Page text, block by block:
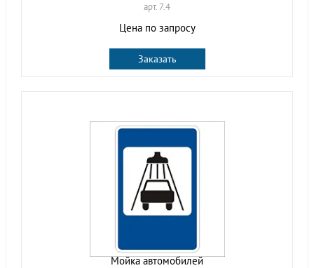
арт. 7.4
Цена по запросу
Заказать
Мойка автомобилей